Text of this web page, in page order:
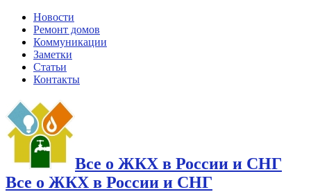
Новости
Ремонт домов
Коммуникации
Заметки
Статьи
Контакты
Все о ЖКХ в России и СНГ
Все о ЖКХ в России и СНГ